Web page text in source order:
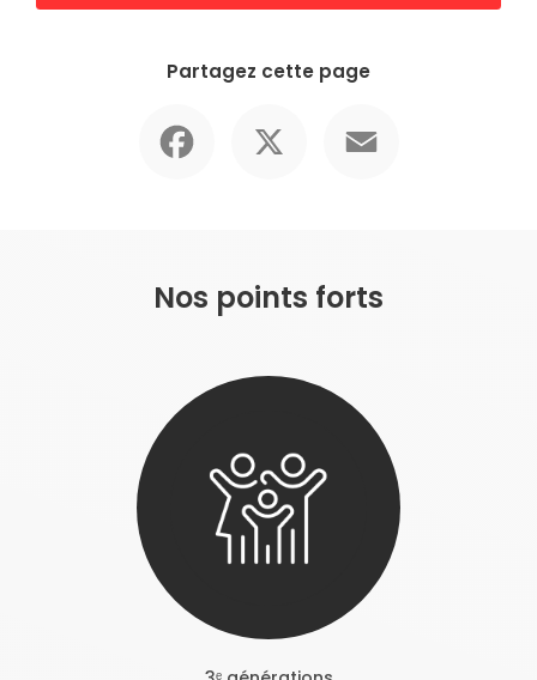
Partagez cette page
Nos points forts